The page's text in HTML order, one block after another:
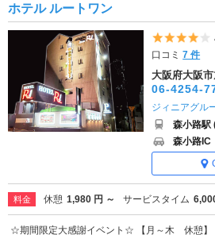
ホテル ルートワン
口コミ7 件
大阪府大阪
06-4254-
ジィニアグル
森小路駅
森小路IC
料金 休憩 1,980 円 ～ サービスタイム
☆期間限定大感謝イベント☆ 【月～木 休憩】